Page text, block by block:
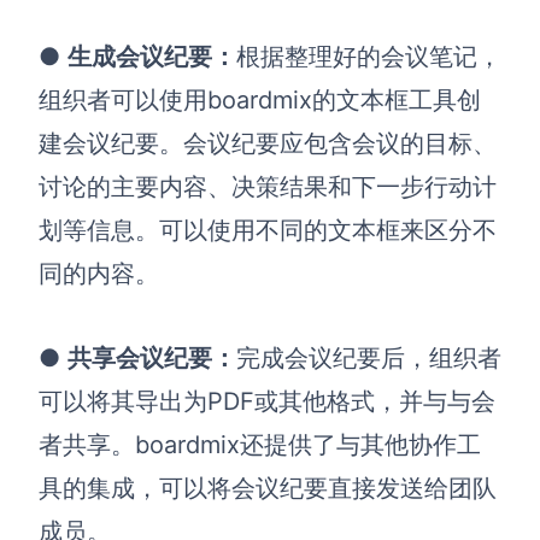
● 生成会议纪要： 根据整理好的会议笔记，
组织者可以使用boardmix的文本框工具创
建会议纪要。会议纪要应包含会议的目标、
讨论的主要内容、决策结果和下一步行动计
划等信息。可以使用不同的文本框来区分不
同的内容。
● 共享会议纪要： 完成会议纪要后，组织者
可以将其导出为PDF或其他格式，并与与会
者共享。boardmix还提供了与其他协作工
具的集成，可以将会议纪要直接发送给团队
成员。